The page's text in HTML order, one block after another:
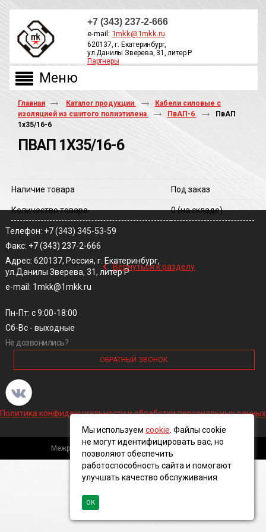
+7 (343) 237-2-666
e-mail: 1mkk@1mkk.ru
620137, г. Екатеринбург,
ул.Данилы Зверева, 31, литер Р
Партнеры
Главная Каталог продукции
Кабели силовые с
изоляцией из сшитого полиэтилена
ПвАП-6
ПвАП
1х35/16-6
ПВАП 1Х35/16-6
Наличие товара Под заказ
Количество товара 0(на складе)
‹ Вернуться к разделу
Телефон: +7 (343) 345-53-59
Факс: +7 (343) 237-2-666
Адрес: 620137, Россия, г. Екатеринбург,
ул.Данилы Зверева, 31, литер Р
e-mail: 1mkk@1mkk.ru
Пн-Пт: с 9:00-18:00
Сб-Вс - выходные
Не дозвонились?
ОБРАТНЫЙ ЗВОНОК
Политика конфиденциальности и обработки персональных данных
Межрегиональная кабельная компания, 2016 ©
Мы используем cookie . Файлы cookie
не могут идентифицировать вас, но
позволяют обеспечить
работоспособность сайта и помогают
улучшать качество обслуживания.
ОК